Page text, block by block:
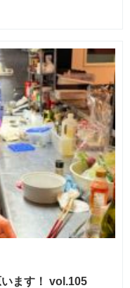
います！ vol.105